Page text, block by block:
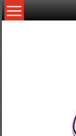
Skip
to